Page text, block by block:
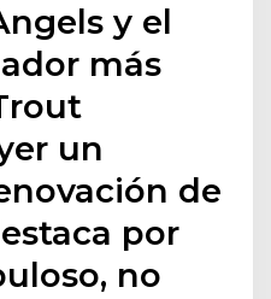
y el
más
un
de
por
no